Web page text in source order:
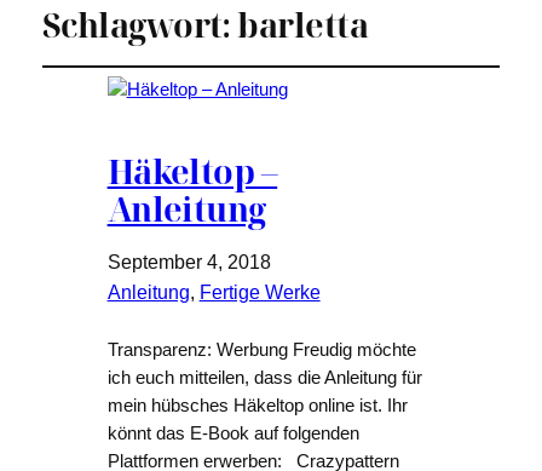
Schlagwort:barletta
Häkeltop –
Anleitung
September 4, 2018
Anleitung, Fertige Werke
Transparenz: Werbung Freudig möchte
ich euch mitteilen, dass die Anleitung für
mein hübsches Häkeltop online ist. Ihr
könnt das E-Book auf folgenden
Plattformen erwerben: Crazypattern